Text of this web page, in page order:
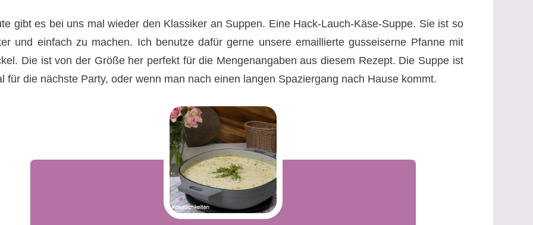
gibt es bei uns mal wieder den Klassiker an Suppen. Eine Hack-Lauch-Käse-Suppe. Sie ist so
und einfach zu machen. Ich benutze dafür gerne unsere emaillierte gusseiserne Pfanne mit
Die ist von der Größe her perfekt für die Mengenangaben aus diesem Rezept. Die Suppe ist
für die nächste Party, oder wenn man nach einen langen Spaziergang nach Hause kommt.